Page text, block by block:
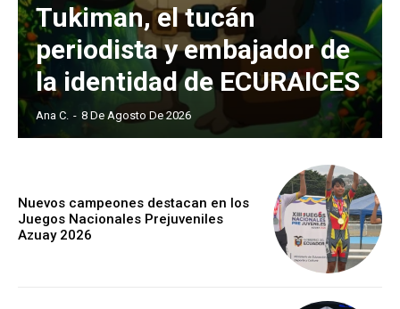
Tukiman, el tucán
periodista y embajador de
la identidad de ECURAICES
Ana C. - 8 De Agosto De 2026
Nuevos campeones destacan en los
Juegos Nacionales Prejuveniles
Azuay 2026